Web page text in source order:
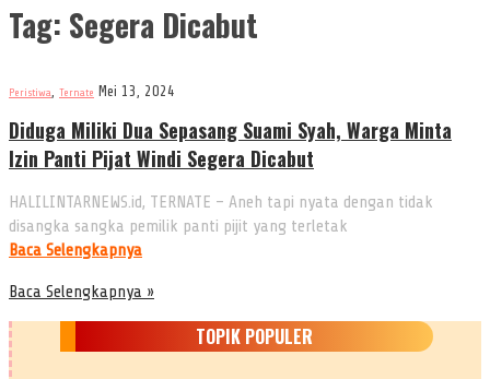
Tag: Segera Dicabut
Peristiwa, Ternate Mei 13, 2024
Diduga Miliki Dua Sepasang Suami Syah, Warga Minta
Izin Panti Pijat Windi Segera Dicabut
HALILINTARNEWS.id, TERNATE – Aneh tapi nyata dengan tidak
disangka sangka pemilik panti pijit yang terletak
Baca Selengkapnya
Baca Selengkapnya »
TOPIK POPULER